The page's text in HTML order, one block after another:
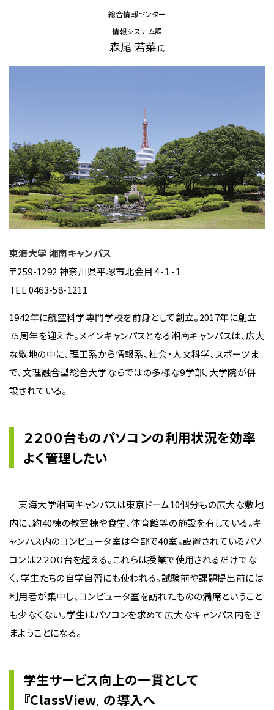
総合情報センター
情報システム課
森尾 若菜氏
東海大学 湘南キャンパス
〒259-1292 神奈川県平塚市北金目４-１-１
TEL 0463-58-1211
1942年に航空科学専門学校を前身として創立。2017年に創立
75周年を迎えた。メインキャンパスとなる湘南キャンパスは、広大
な敷地の中に、理工系から情報系、社会・人文科学、スポーツま
で、文理融合型総合大学ならではの多様な9学部、大学院が併
設されている。
２２００台ものパソコンの利用状況を効率
よく管理したい
東海大学湘南キャンパスは東京ドーム10個分もの広大な敷地
内に、約40棟の教室棟や食堂、体育館等の施設を有している。キ
ャンパス内のコンピュータ室は全部で40室。設置されているパソ
コンは２２００台を超える。これらは授業で使用されるだけでな
く、学生たちの自学自習にも使われる。試験前や課題提出前には
利用者が集中し、コンピュータ室を訪れたものの満席ということ
も少なくない。学生はパソコンを求めて広大なキャンパス内をさ
まようことになる。
学生サービス向上の一貫として
『ClassView』の導入へ